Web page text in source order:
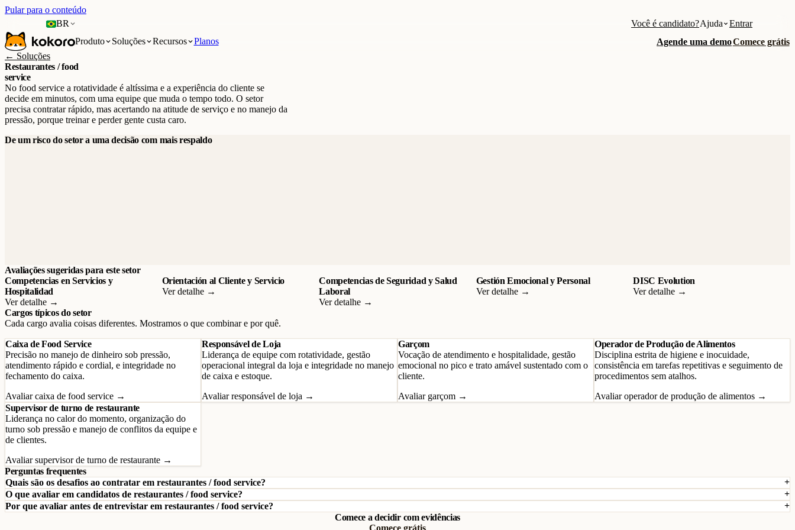
Pular para o conteúdo
BR
Você é candidato?Ajuda
Entrar
Produto
Soluções Recursos Planos Agende uma demoComece grátis
← Soluções
Restaurantes / food
service
No food service a rotatividade é altíssima e a experiência do cliente se
decide em minutos, com uma equipe que muda o tempo todo. O setor
precisa contratar rápido, mas acertando na atitude de serviço e no manejo da
pressão, porque treinar e perder gente custa caro.
De um risco do setor a uma decisão com mais respaldo
Avaliações sugeridas para este setor
Competencias en Servicios y
Hospitalidad
Ver detalhe →
Orientación al Cliente y Servicio
Ver detalhe →
Competencias de Seguridad y Salud
Laboral
Ver detalhe →
Gestión Emocional y Personal
Ver detalhe →
DISC Evolution
Ver detalhe →
Cargos típicos do setor
Cada cargo avalia coisas diferentes. Mostramos o que combinar e por quê.
Caixa de Food Service
Precisão no manejo de dinheiro sob pressão,
atendimento rápido e cordial, e integridade no
fechamento do caixa.
Avaliar caixa de food service →
Responsável de Loja
Liderança de equipe com rotatividade, gestão
operacional integral da loja e integridade no manejo
de caixa e estoque.
Avaliar responsável de loja →
Garçom
Vocação de atendimento e hospitalidade, gestão
emocional no pico e trato amável sustentado com o
cliente.
Avaliar garçom →
Operador de Produção de Alimentos
Disciplina estrita de higiene e inocuidade,
consistência em tarefas repetitivas e seguimento de
procedimentos sem atalhos.
Avaliar operador de produção de alimentos →
Supervisor de turno de restaurante
Liderança no calor do momento, organização do
turno sob pressão e manejo de conflitos da equipe e
de clientes.
Avaliar supervisor de turno de restaurante →
Perguntas frequentes
Quais são os desafios ao contratar em restaurantes / food service?
O que avaliar em candidatos de restaurantes / food service?
Por que avaliar antes de entrevistar em restaurantes / food service?
Comece a decidir com evidências
Comece grátis